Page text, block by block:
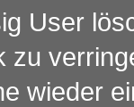
User
zu
wieder